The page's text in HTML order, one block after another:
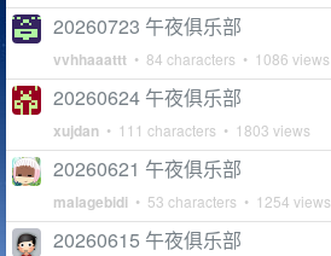
20260723 午夜俱乐部
vvhhaaattt • 84 characters • 1086 views
20260624 午夜俱乐部
xujdan • 111 characters • 1803 views
20260621 午夜俱乐部
malagebidi • 53 characters • 1254 views
20260615 午夜俱乐部